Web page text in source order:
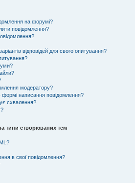
на форумі?
повідомлення?
відповідей для свого опитування?
модератору?
формі написання повідомлення?
схвалення?
типи створюваних тем
в свої повідомлення?